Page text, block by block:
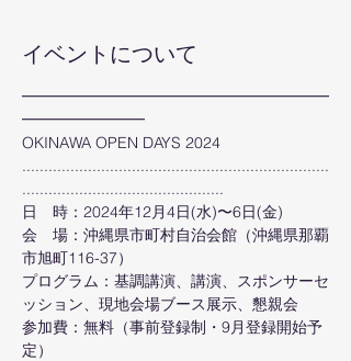
イベントについて
━━━━━━━━━━━━━━━━━━━━
━━━━━━━━
OKINAWA OPEN DAYS 2024
......................................................................
..............................................
日　時：2024年12月4日(水)〜6日(金)
会　場：沖縄県市町村自治会館（沖縄県那覇
市旭町116-37）
プログラム：基調講演、講演、スポンサーセ
ッション、現地会場ブース展示、懇親会
参加費：無料（事前登録制・9月登録開始予
定）